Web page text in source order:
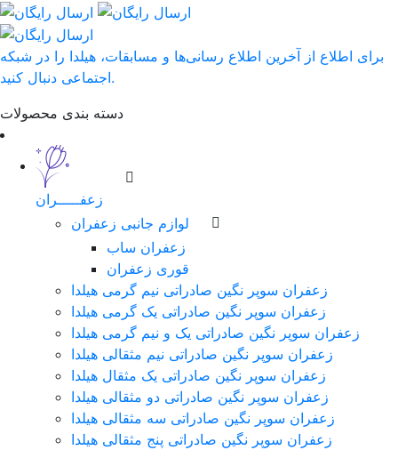
برای اطلاع از آخرین اطلاع رسانی‌ها و مسابقات، هیلدا را در شبکه
اجتماعی دنبال کنید.
دسته بندی محصولات
زعفـــــران
لوازم جانبی زعفران
زعفران ساب
قوری زعفران
زعفران سوپر نگین صادراتی نیم گرمی هیلدا
زعفران سوپر نگین صادراتی یک گرمی هیلدا
زعفران سوپر نگین صادراتی یک و نیم گرمی هیلدا
زعفران سوپر نگین صادراتی نیم مثقالی هیلدا
زعفران سوپر نگین صادراتی یک مثقال هیلدا
زعفران سوپر نگین صادراتی دو مثقالی هیلدا
زعفران سوپر نگین صادراتی سه مثقالی هیلدا
زعفران سوپر نگین صادراتی پنج مثقالی هیلدا